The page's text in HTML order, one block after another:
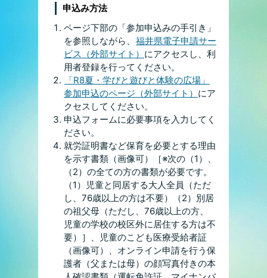
申込み方法
ページ下部の「参加申込みの手引き」
を参照しながら、 福井県電子申請サー
ビス（外部サイト） にアクセスし、利
用者登録を行ってください。
「R8夏・学びと遊びと体験の広場」
参加申込のページ（外部サイト） にア
クセスしてください。
申込フォームに必要事項を入力してく
ださい。
就労証明書など保育を必要とする理由
を示す書類（画像可）［※次の（1）、
（2）の全ての方の書類が必要です。
（1）児童と同居する大人全員（ただ
し、76歳以上の方は不要）（2）別居
の祖父母（ただし、76歳以上の方、
児童の学校の校区外に居住する方は不
要）］、児童のこども医療受給者証
（画像可）、オンライン申請を行う保
護者（父または母）の顔写真付きの本